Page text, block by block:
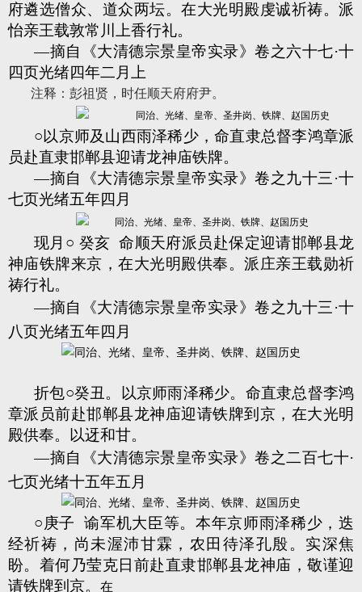
府遴选僧众、道众两坛。在大光明殿虔诚祈祷。派
怡亲王载敦常川上香行礼。
—摘自《大清德宗景皇帝实录》卷之六十七·十
四页光绪四年二月上
注释：彭祖贤 ，时任顺天府府尹。
○以京师及山西雨泽稀少，命直隶总督李鸿章派
员赴直隶邯郸县迎请龙神庙铁牌。
—摘自《大清德宗景皇帝实录》卷之九十三·十
七页光绪五年四月
现月○ 癸亥 命顺天府派员赴保定迎请邯郸县龙
神庙铁牌来京，在大光明殿供奉。派庄亲王载勋祈
祷行礼。
—摘自《大清德宗景皇帝实录》卷之九十三·十
八页光绪五年四月
折包○癸丑。以京师雨泽稀少。命直隶总督李鸿
章派员前赴邯郸县龙神庙迎请铁牌到京，在大光明
殿供奉。以迓和甘。
—摘自《大清德宗景皇帝实录》卷之二百七十·
七页光绪十五年五月
○庚子 谕军机大臣等。本年京师雨泽稀少，迭
经祈祷，尚未渥沛甘霖，农田待泽孔殷。实深焦
盼。着何乃莹克日前赴直隶邯郸县龙神庙，敬谨迎
请铁牌到京。
在